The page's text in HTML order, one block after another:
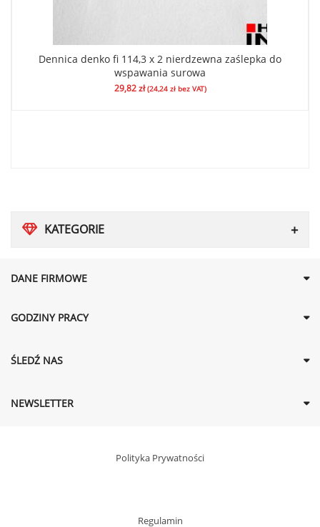
KATEGORIE
Dennica denko fi 114,3 x 2 nierdzewna zaślepka do
wspawania surowa
29,82zł (24,24 złbez VAT)
DANE FIRMOWE
GODZINY PRACY
ŚLEDŹ NAS
NEWSLETTER
Polityka Prywatności
Regulamin